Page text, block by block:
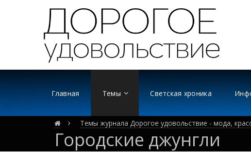
Главная Темы Светская хроника
Темы журнала Дорогое удовольствие - мода,
Городские джунгли